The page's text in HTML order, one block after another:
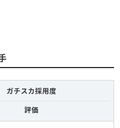
ガチスカ採用度
評価